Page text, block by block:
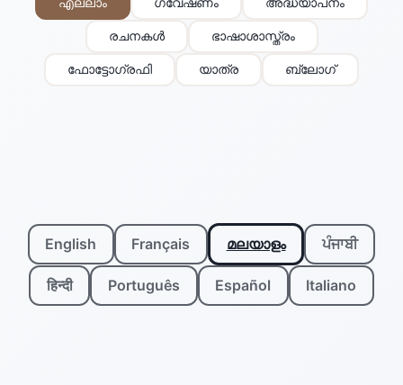
രചനകൾ ഭാഷാശാസ്ത്രം
ഫോട്ടോഗ്രഫി യാത്ര ബ്ലോഗ്
English Français മലയാളം ਪੰਜਾਬੀ
हिन्दी Português Español Italiano